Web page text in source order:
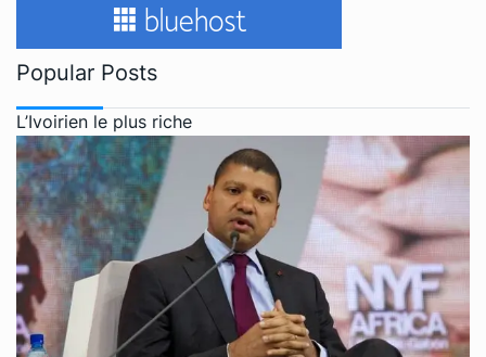
Popular Posts
L’Ivoirien le plus riche